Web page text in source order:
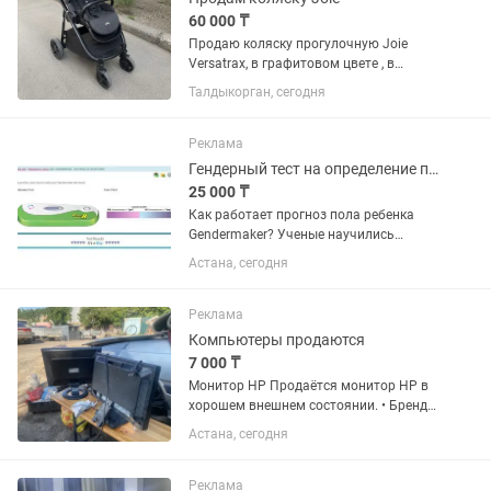
60 000 ₸
Продаю коляску прогулочную Joie
Versatrax, в графитовом цвете , в
комплекте есть еще люлька , для
новорожденного , от 0 до 6 месяцев ,
пользовались она абсолютно...
Талдыкорган, сегодня
Реклама
Гендерный тест на определение пола.
25 000 ₸
Как работает прогноз пола ребенка
Gendermaker? Ученые научились
определять пол ребенка! для прогноза
пола ребенка Gendermaker -
реагентами , которая при контакте с...
Астана, сегодня
Реклама
Компьютеры продаются
7 000 ₸
Монитор HP Продаётся монитор HP в
хорошем внешнем состоянии. • Бренд:
HP • Диагональ: примерно 20–22” • Тип
экрана: LCD (широкоформатный) •
офиса, учёбы и...
Астана, сегодня
Реклама